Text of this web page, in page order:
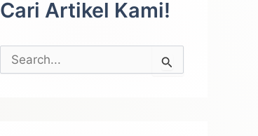
Cari Artikel Kami!